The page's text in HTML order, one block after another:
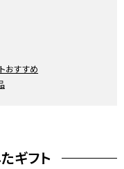
おすすめ
ギフト